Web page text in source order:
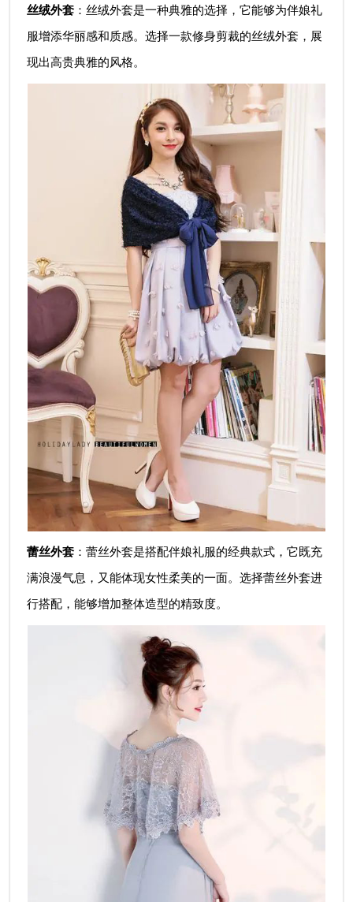
丝绒外套 ：丝绒外套是一种典雅的选择，它能够为伴娘礼
服增添华丽感和质感。选择一款修身剪裁的丝绒外套，展
现出高贵典雅的风格。
蕾丝外套 ：蕾丝外套是搭配伴娘礼服的经典款式，它既充
满浪漫气息，又能体现女性柔美的一面。选择蕾丝外套进
行搭配，能够增加整体造型的精致度。